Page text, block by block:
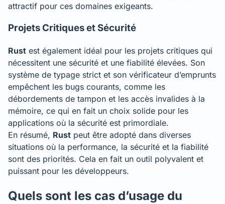
attractif pour ces domaines exigeants.
Projets Critiques et Sécurité
Rust est également idéal pour les projets critiques qui
nécessitent une sécurité et une fiabilité élevées. Son
système de typage strict et son vérificateur d’emprunts
empêchent les bugs courants, comme les
débordements de tampon et les accès invalides à la
mémoire, ce qui en fait un choix solide pour les
applications où la sécurité est primordiale.
En résumé, Rust peut être adopté dans diverses
situations où la performance, la sécurité et la fiabilité
sont des priorités. Cela en fait un outil polyvalent et
puissant pour les développeurs.
Quels sont les cas d’usage du